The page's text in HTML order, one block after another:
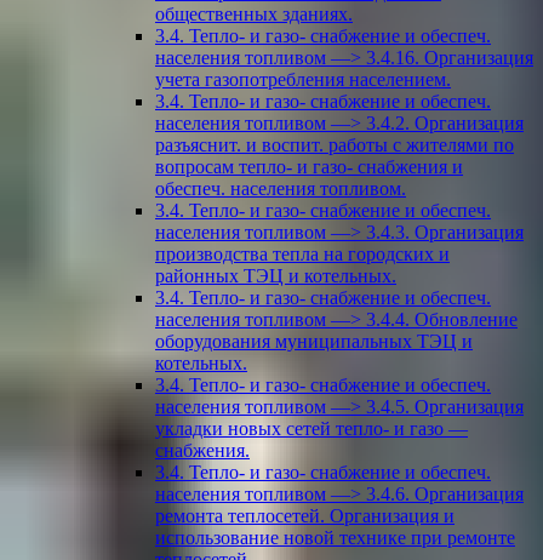
общественных зданиях.
3.4. Тепло- и газо- снабжение и обеспеч.
населения топливом —> 3.4.16. Организация
учета газопотребления населением.
3.4. Тепло- и газо- снабжение и обеспеч.
населения топливом —> 3.4.2. Организация
разъяснит. и воспит. работы с жителями по
вопросам тепло- и газо- снабжения и
обеспеч. населения топливом.
3.4. Тепло- и газо- снабжение и обеспеч.
населения топливом —> 3.4.3. Организация
производства тепла на городских и
районных ТЭЦ и котельных.
3.4. Тепло- и газо- снабжение и обеспеч.
населения топливом —> 3.4.4. Обновление
оборудования муниципальных ТЭЦ и
котельных.
3.4. Тепло- и газо- снабжение и обеспеч.
населения топливом —> 3.4.5. Организация
укладки новых сетей тепло- и газо —
снабжения.
3.4. Тепло- и газо- снабжение и обеспеч.
населения топливом —> 3.4.6. Организация
ремонта теплосетей. Организация и
использование новой технике при ремонте